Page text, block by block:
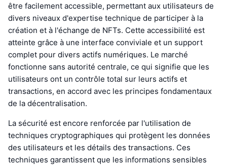
être facilement accessible, permettant aux utilisateurs de
divers niveaux d'expertise technique de participer à la
création et à l'échange de NFTs. Cette accessibilité est
atteinte grâce à une interface conviviale et un support
complet pour divers actifs numériques. Le marché
fonctionne sans autorité centrale, ce qui signifie que les
utilisateurs ont un contrôle total sur leurs actifs et
transactions, en accord avec les principes fondamentaux
de la décentralisation.
La sécurité est encore renforcée par l'utilisation de
techniques cryptographiques qui protègent les données
des utilisateurs et les détails des transactions. Ces
techniques garantissent que les informations sensibles